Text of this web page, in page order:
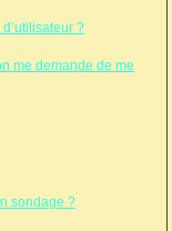
?
me demande de me
sondage ?